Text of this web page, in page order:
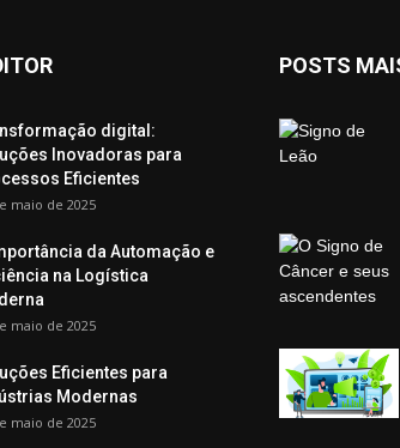
digital:
Inovadoras para
Eficientes
maio de 2025
da Automação e
na Logística
maio de 2025
Eficientes para
Modernas
maio de 2025
POSTS